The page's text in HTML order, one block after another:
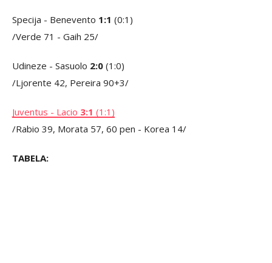
Specija - Benevento 1:1 (0:1)
/Verde 71 - Gaih 25/
Udineze - Sasuolo 2:0 (1:0)
/Ljorente 42, Pereira 90+3/
Juventus - Lacio 3:1 (1:1)
/Rabio 39, Morata 57, 60 pen - Korea 14/
TABELA: